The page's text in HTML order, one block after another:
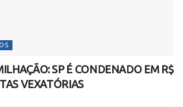
SP É CONDENADO EM R$
VEXATÓRIAS